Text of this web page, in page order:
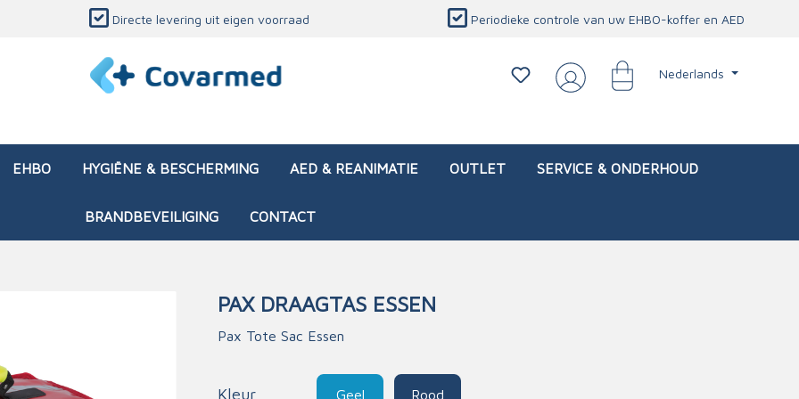
Directe levering uit eigen voorraad Periodieke controle van uw EHBO-koffer en AED
Nederlands
EHBO HYGIËNE & BESCHERMING AED & REANIMATIE OUTLET SERVICE & ONDERHOUD
BRANDBEVEILIGING CONTACT
Interventietassen (gevuld)
onderhoud
Huid & wondzorg
Brandwonden - thermisch
Divers medisch materiaal
Opleidingsmateriaal
PAX DRAAGTAS ESSEN
Pax Tote Sac Essen
Kleur Geel Rood